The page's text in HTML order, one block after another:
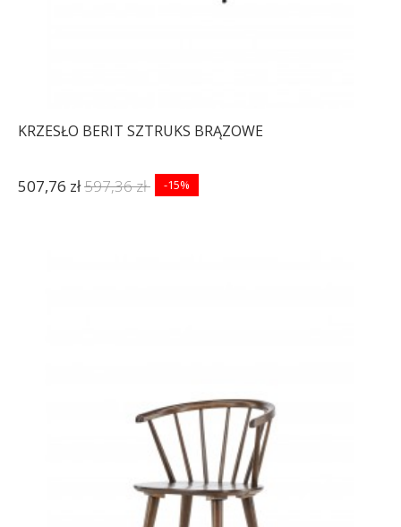
KRZESŁO BERIT SZTRUKS BRĄZOWE
507,76 zł597,36 zł -15%